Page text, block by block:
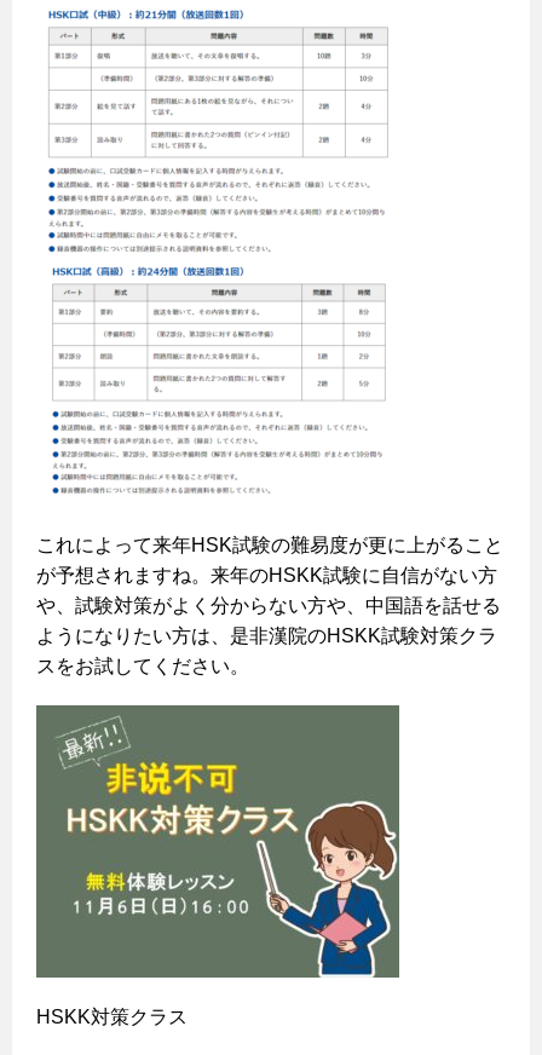
これによって来年HSK試験の難易度が更に上がること
が予想されますね。来年のHSKK試験に自信がない方
や、試験対策がよく分からない方や、中国語を話せる
ようになりたい方は、是非漢院のHSKK試験対策クラ
スをお試してください。
HSKK対策クラス